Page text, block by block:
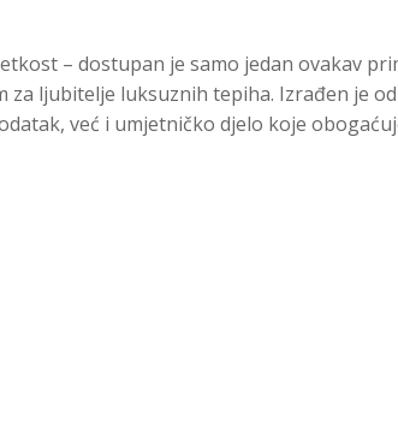
– dostupan je samo jedan ovakav
ljubitelje luksuznih tepiha. Izrađen je
već i umjetničko djelo koje